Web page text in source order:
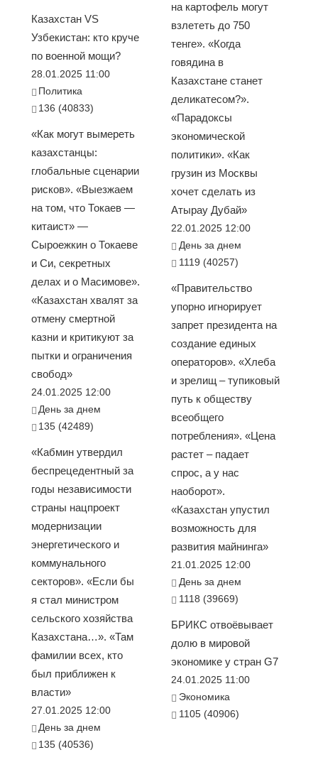
Казахстан VS
Узбекистан: кто круче
по военной мощи?
28.01.2025 11:00
Политика
136 (40833)
«Как могут вымереть
казахстанцы:
глобальные сценарии
рисков». «Выезжаем
на том, что Токаев —
китаист» —
Сыроежкин о Токаеве
и Си, секретных
делах и о Масимове».
«Казахстан хвалят за
отмену смертной
казни и критикуют за
пытки и ограничения
свобод»
24.01.2025 12:00
День за днем
135 (42489)
«Кабмин утвердил
беспрецедентный за
годы независимости
страны нацпроект
модернизации
энергетического и
коммунального
секторов». «Если бы
я стал министром
сельского хозяйства
Казахстана…». «Там
фамилии всех, кто
был приближен к
власти»
27.01.2025 12:00
День за днем
135 (40536)
на картофель могут
взлететь до 750
тенге». «Когда
говядина в
Казахстане станет
деликатесом?».
«Парадоксы
экономической
политики». «Как
грузин из Москвы
хочет сделать из
Атырау Дубай»
22.01.2025 12:00
День за днем
1119 (40257)
«Правительство
упорно игнорирует
запрет президента на
создание единых
операторов». «Хлеба
и зрелищ – тупиковый
путь к обществу
всеобщего
потребления». «Цена
растет – падает
спрос, а у нас
наоборот».
«Казахстан упустил
возможность для
развития майнинга»
21.01.2025 12:00
День за днем
1118 (39669)
БРИКС отвоёвывает
долю в мировой
экономике у стран G7
24.01.2025 11:00
Экономика
1105 (40906)